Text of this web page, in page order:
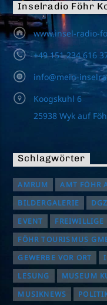
Inselradio Föhr
www.insel-radio-
+49 151 234 616
info@mein-
Koogskuhl 6
25938 Wyk auf
Schlagwörter
AMRUM AMT FÖHR
BILDERGALERIE
EVENT
FREIWILLIGE
FÖHR TOURISMUS
GEWERBE VOR ORT
LESUNG
MUSEUM
MUSIKNEWS